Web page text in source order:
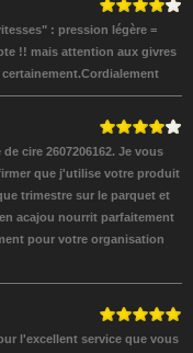
: pression légère =
!! mais attention aux givres
cire 2607206162. Je vous
que j'utilise votre produit
trimestre sur le parquet et
acajou nourrit parfaitement
pour votre organisation
l'excellent service que vous